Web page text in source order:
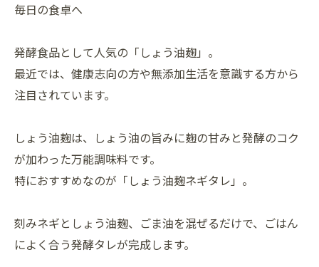
毎日の食卓へ
発酵食品として人気の「しょう油麹」。
最近では、健康志向の方や無添加生活を意識する方から
注目されています。
しょう油麹は、しょう油の旨みに麹の甘みと発酵のコク
が加わった万能調味料です。
特におすすめなのが「しょう油麹ネギタレ」。
刻みネギとしょう油麹、ごま油を混ぜるだけで、ごはん
によく合う発酵タレが完成します。